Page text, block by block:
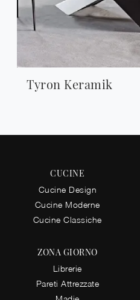
Tyron Keramik
CUCINE
Cucine Design
Cucine Moderne
Cucine Classiche
ZONA GIORNO
Librerie
Pareti Attrezzate